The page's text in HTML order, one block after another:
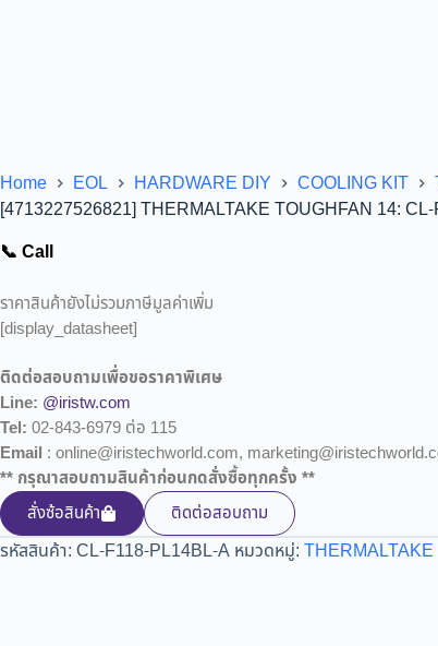
Home EOL HARDWARE DIY COOLING KIT
[4713227526821] THERMALTAKE TOUGHFAN 14:
📞 Call
ราคาสินค้ายังไม่รวมภาษีมูลค่าเพิ่ม
[display_datasheet]
ติดต่อสอบถามเพื่อขอราคาพิเศษ
Line: @iristw.com
Tel: 02-843-6979 ต่อ 115
Email : online@iristechworld.com,
** กรุณาสอบถามสินค้าก่อนกดสั่งซื้อทุกครั้ง **
สั่งซ้อสินค้า
ติดต่อสอบถาม
รหัสสินค้า: CL-F118-PL14BL-A หมวดหมู่: THERMALTAKE